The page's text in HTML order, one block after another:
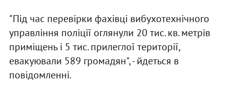
"Під час перевірки фахівці вибухотехнічного
управління поліції оглянули 20 тис. кв. метрів
приміщень і 5 тис. прилеглої території,
евакуювали 589 громадян", - йдеться в
повідомленні.